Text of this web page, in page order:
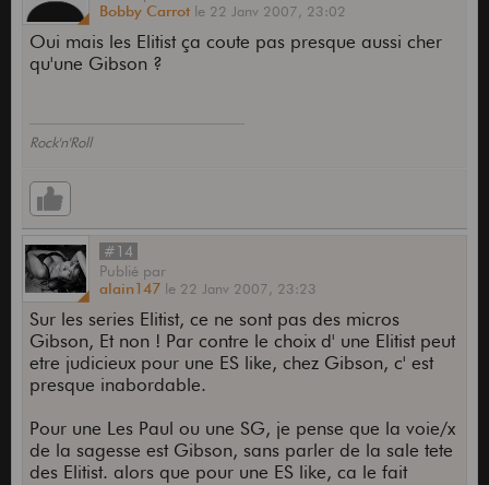
Bobby Carrot le 22 Janv 2007, 23:02
Oui mais les Elitist ça coute pas presque aussi cher
qu'une Gibson ?
Rock'n'Roll
#14
Publié par
alain147 le 22 Janv 2007, 23:23
Sur les series Elitist, ce ne sont pas des micros
Gibson, Et non ! Par contre le choix d' une Elitist peut
etre judicieux pour une ES like, chez Gibson, c' est
presque inabordable.
Pour une Les Paul ou une SG, je pense que la voie/x
de la sagesse est Gibson, sans parler de la sale tete
des Elitist. alors que pour une ES like, ca le fait